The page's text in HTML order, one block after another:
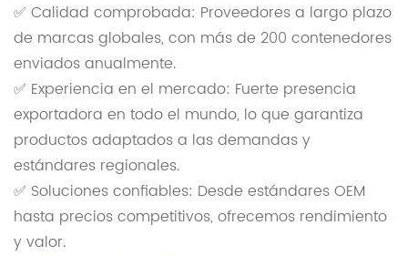
✅ Calidad comprobada: Proveedores a largo plazo
de marcas globales, con más de 200 contenedores
enviados anualmente.
✅ Experiencia en el mercado: Fuerte presencia
exportadora en todo el mundo, lo que garantiza
productos adaptados a las demandas y
estándares regionales.
✅ Soluciones confiables: Desde estándares OEM
hasta precios competitivos, ofrecemos rendimiento
y valor.